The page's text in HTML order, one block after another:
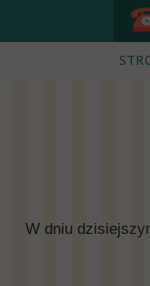
W dniu